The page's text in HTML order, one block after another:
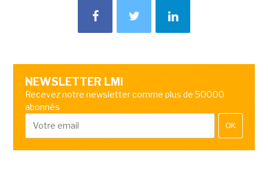
NEWSLETTER LMI
Recevez notre newsletter comme plus de 50000
abonnés
OK